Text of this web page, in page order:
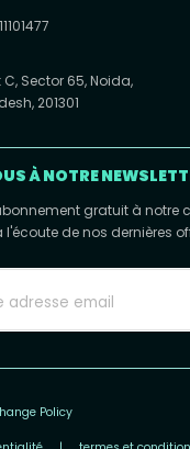
Sector 65, Noida,
201301
À NOTRE
gratuit à notre
l'écoute de nos dernières
Policy